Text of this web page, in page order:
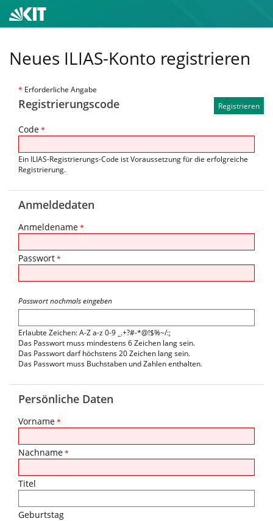
Neues ILIAS-Konto registrieren
* Erforderliche Angabe
Registrierungscode
Code*
Ein ILIAS-Registrierungs-Code ist Voraussetzung für die erfolgreiche
Registrierung.
Anmeldedaten
Anmeldename*
Passwort*
Passwort nochmals eingeben
Erlaubte Zeichen: A-Z a-z 0-9 _.+?#-*@!$%~/:;
Das Passwort muss mindestens 6 Zeichen lang sein.
Das Passwort darf höchstens 20 Zeichen lang sein.
Das Passwort muss Buchstaben und Zahlen enthalten.
Persönliche Daten
Vorname*
Nachname*
Titel
Geburtstag